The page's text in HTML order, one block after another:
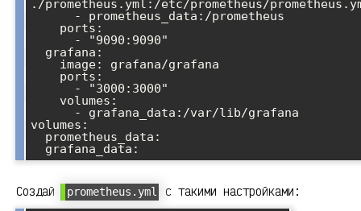
./prometheus.yml:/etc/prometheus/
volumes:
Создай prometheus.yml с такими настройками: